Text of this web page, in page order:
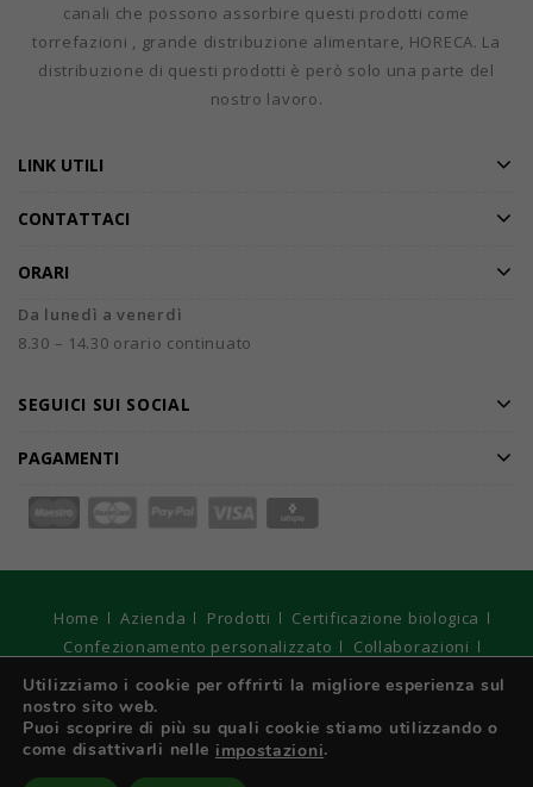
canali che possono assorbire questi prodotti come
torrefazioni , grande distribuzione alimentare, HORECA. La
distribuzione di questi prodotti è però solo una parte del
nostro lavoro.
LINK UTILI
CONTATTACI
ORARI
Da lunedì a venerdì
8.30 – 14.30 orario continuato
SEGUICI SUI SOCIAL
PAGAMENTI
Home Azienda Prodotti
Certificazione biologica
Confezionamento personalizzato
Collaborazioni
Catalogo
Offerte speciali DarmarMag
Contatti
© 2026DARMAR S.r.l. Unipersonale - Registro Imprese di
Torino, C.F e P. IVA: IT 01970210017 - Capitale sociale € 10.400
interamente versato. Strategie Digitali Innovea
Utilizziamo i cookie per offrirti la migliore esperienza sul
nostro sito web.
Puoi scoprire di più su quali cookie stiamo utilizzando o
come disattivarli nelle impostazioni.